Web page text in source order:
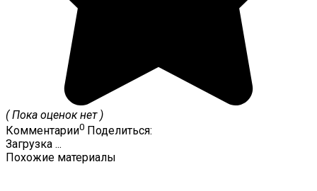
( Пока оценок нет )
Комментарии0 Поделиться:
Загрузка ...
Похожие материалы